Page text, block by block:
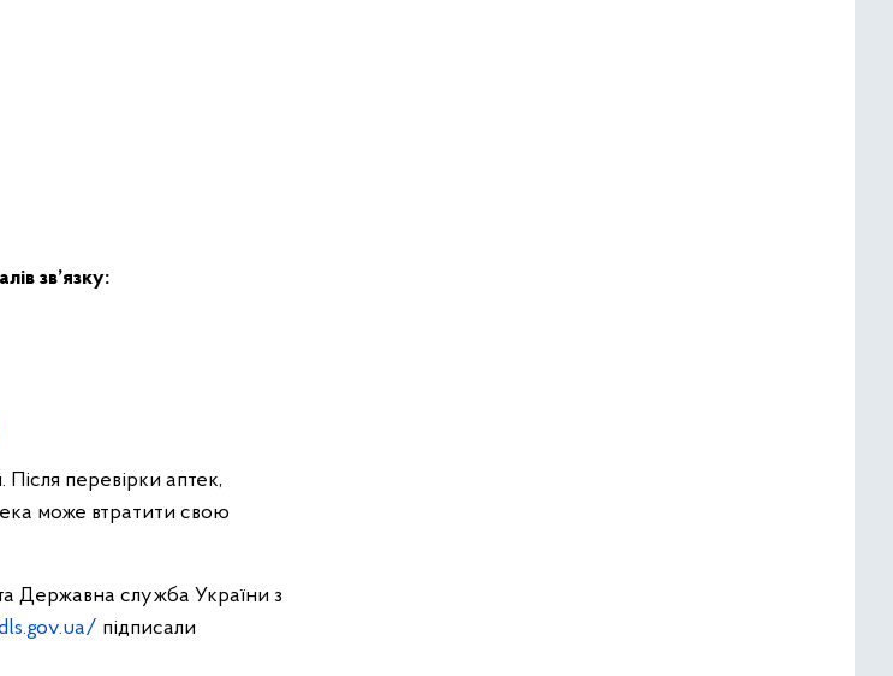
зв’язку:
перевірки аптек,
може втратити свою
Державна служба України з
підписали